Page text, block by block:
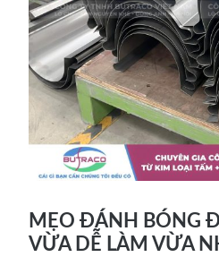
MẸO ĐÁNH BÓNG
VỪA DỄ LÀM VỪA